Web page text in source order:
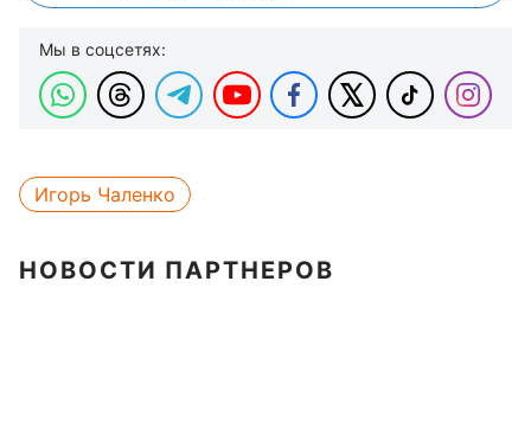
Мы в соцсетях:
Игорь Чаленко
НОВОСТИ ПАРТНЕРОВ